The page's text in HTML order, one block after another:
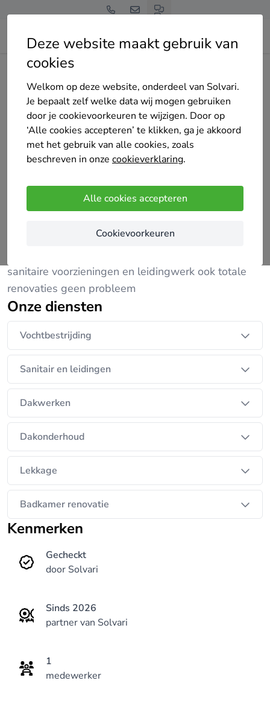
Deze website maakt gebruik van
cookies
Welkom op deze website, onderdeel van Solvari.
Je bepaalt zelf welke data wij mogen gebruiken
door je cookievoorkeuren te wijzigen. Door op
‘Alle cookies accepteren’ te klikken, ga je akkoord
met het gebruik van alle cookies, zoals
beschreven in onze cookieverklaring.
Alle cookies accepteren
Cookievoorkeuren
Home Bedrijven overzicht
Bell Installatietechniek
sanitaire voorzieningen en leidingwerk ook totale
renovaties geen probleem
Onze diensten
Vochtbestrijding
Sanitair en leidingen
Dakwerken
Dakonderhoud
Lekkage
Badkamer renovatie
Kenmerken
Gecheckt
door Solvari
Sinds 2026
partner van Solvari
1
medewerker